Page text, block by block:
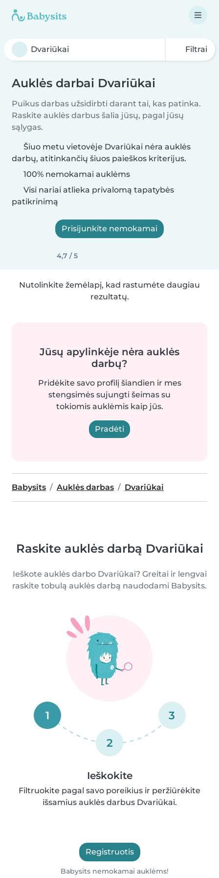
Filtrai
Auklės darbai Dvariūkai
Puikus darbas užsidirbti darant tai, kas patinka.
Raskite auklės darbus šalia jūsų, pagal jūsų
sąlygas.
Šiuo metu vietovėje Dvariūkai nėra auklės
darbų, atitinkančių šiuos paieškos kriterijus.
100% nemokamai auklėms
Visi nariai atlieka privalomą tapatybės
patikrinimą
Prisijunkite nemokamai
4,7 / 5
Nutolinkite žemėlapį, kad rastumėte daugiau
rezultatų.
Jūsų apylinkėje nėra auklės
darbų?
Pridėkite savo profilį šiandien ir mes
stengsimės sujungti šeimas su
tokiomis auklėmis kaip jūs.
Pradėti
Babysits Auklės darbas Dvariūkai
Raskite auklės darbą Dvariūkai
Ieškote auklės darbo Dvariūkai? Greitai ir lengvai
raskite tobulą auklės darbą naudodami Babysits.
1
2
3
Ieškokite
Filtruokite pagal savo poreikius ir peržiūrėkite
išsamius auklės darbus Dvariūkai.
Registruotis
Babysits nemokamai auklėms!